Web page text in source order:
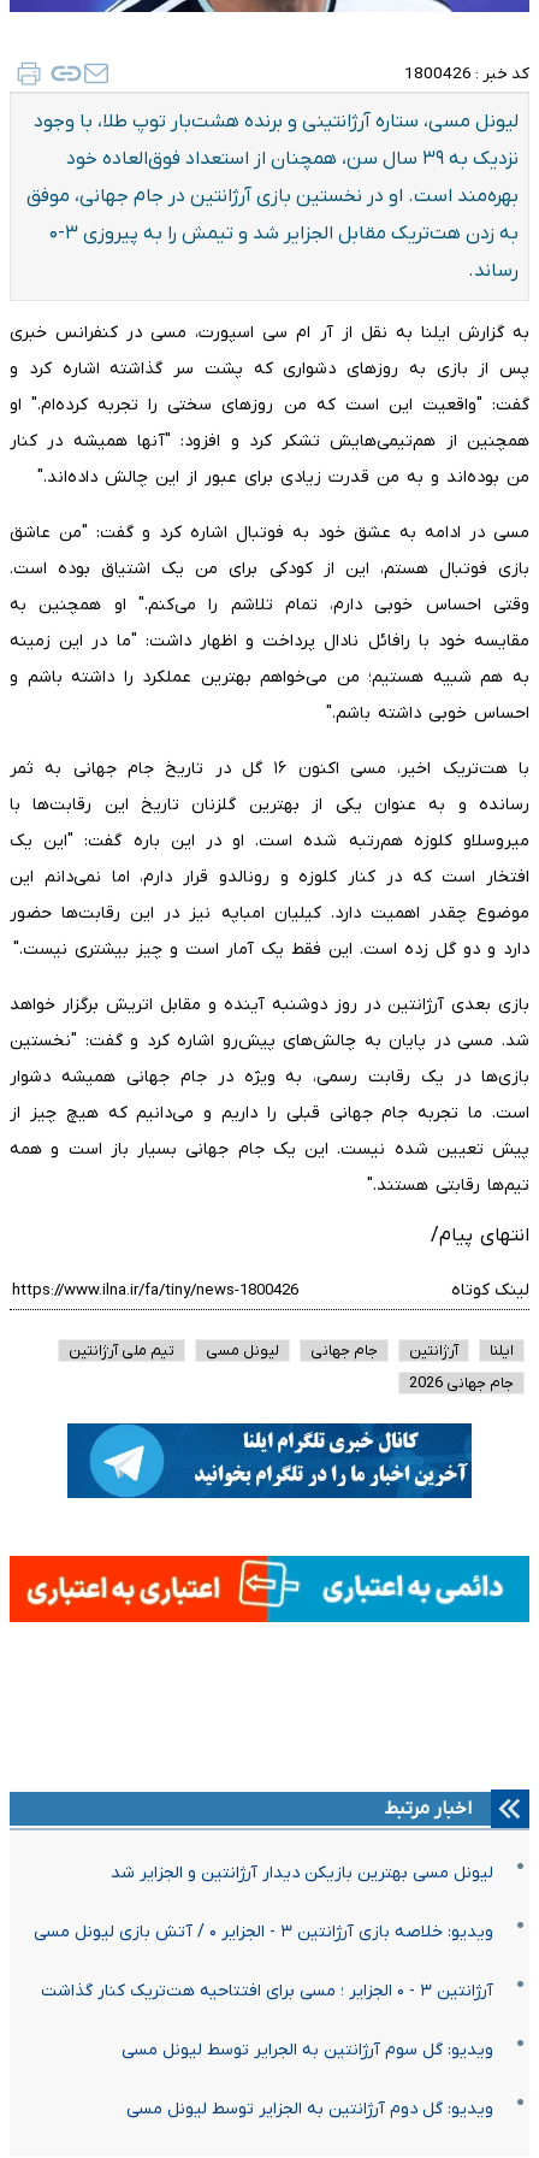
کد خبر : 1800426
​لیونل مسی، ستاره آرژانتینی و برنده هشت‌بار توپ طلا، با وجود
نزدیک به ۳۹ سال سن، همچنان از استعداد فوق‌العاده خود
بهره‌مند است. او در نخستین بازی آرژانتین در جام جهانی، موفق
به زدن هت‌تریک مقابل الجزایر شد و تیمش را به پیروزی ۳-۰
رساند.
به گزارش ایلنا به نقل از آر ام سی اسپورت، مسی در کنفرانس خبری
پس از بازی به روزهای دشواری که پشت سر گذاشته اشاره کرد و
گفت: "واقعیت این است که من روزهای سختی را تجربه کرده‌ام." او
همچنین از هم‌تیمی‌هایش تشکر کرد و افزود: "آنها همیشه در کنار
من بوده‌اند و به من قدرت زیادی برای عبور از این چالش داده‌اند."
مسی در ادامه به عشق خود به فوتبال اشاره کرد و گفت: "من عاشق
بازی فوتبال هستم، این از کودکی برای من یک اشتیاق بوده است.
وقتی احساس خوبی دارم، تمام تلاشم را می‌کنم." او همچنین به
مقایسه خود با رافائل نادال پرداخت و اظهار داشت: "ما در این زمینه
به هم شبیه هستیم؛ من می‌خواهم بهترین عملکرد را داشته باشم و
احساس خوبی داشته باشم."
با هت‌تریک اخیر، مسی اکنون ۱۶ گل در تاریخ جام جهانی به ثمر
رسانده و به عنوان یکی از بهترین گلزنان تاریخ این رقابت‌ها با
میروسلاو کلوزه هم‌رتبه شده است. او در این باره گفت: "این یک
افتخار است که در کنار کلوزه و رونالدو قرار دارم، اما نمی‌دانم این
موضوع چقدر اهمیت دارد. کیلیان امباپه نیز در این رقابت‌ها حضور
دارد و دو گل زده است. این فقط یک آمار است و چیز بیشتری نیست."
بازی بعدی آرژانتین در روز دوشنبه آینده و مقابل اتریش برگزار خواهد
شد. مسی در پایان به چالش‌های پیش‌رو اشاره کرد و گفت: "نخستین
بازی‌ها در یک رقابت رسمی، به ویژه در جام جهانی همیشه دشوار
است. ما تجربه جام جهانی قبلی را داریم و می‌دانیم که هیچ چیز از
پیش تعیین شده نیست. این یک جام جهانی بسیار باز است و همه
تیم‌ها رقابتی هستند."
انتهای پیام/
لینک کوتاه
ایلنا آرژانتین جام جهانی لیونل مسی
تیم ملی آرژانتین
جام جهانی 2026
اخبار مرتبط
لیونل مسی بهترین بازیکن دیدار آرژانتین و الجزایر شد
ویدیو: خلاصه بازی آرژانتین ۳ - الجزایر ۰ / آتش بازی لیونل مسی
آرژانتین ۳ - ۰ الجزایر ؛ مسی برای افتتاحیه هت‌تریک کنار گذاشت
ویدیو: گل سوم آرژانتین به الجرایر توسط لیونل مسی
ویدیو: گل دوم آرژانتین به الجزایر توسط لیونل مسی